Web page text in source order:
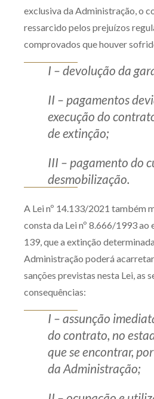
exclusiva da Administração, o
ressarcido pelos prejuízos
comprovados que houver
I – devolução da
II – pagamentos
execução do
de extinção;
III – pagamento do
desmobilização.
A Lei nº 14.133/2021 também
consta da Lei nº 8.666/1993 ao
139, que a extinção
Administração poderá
sanções previstas nesta Lei, as
consequências:
I – assunção
do contrato, no
que se encontrar,
da Administração;